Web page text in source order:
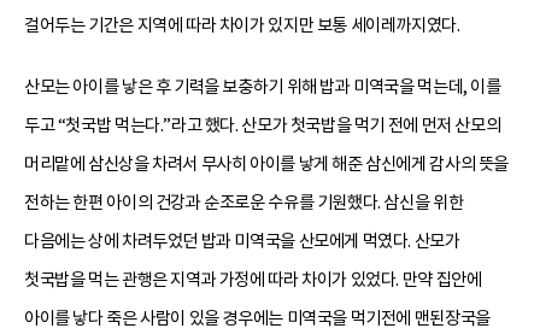
걸어두는 기간은 지역에 따라 차이가 있지만 보통 세이레까지였다.
산모는 아이를 낳은 후 기력을 보충하기 위해 밥과 미역국을 먹는데, 이를
두고 “첫국밥 먹는다.”라고 했다. 산모가 첫국밥을 먹기 전에 먼저 산모의
머리맡에 삼신상을 차려서 무사히 아이를 낳게 해준 삼신에게 감사의 뜻을
전하는 한편 아이의 건강과 순조로운 수유를 기원했다. 삼신을 위한
다음에는 상에 차려두었던 밥과 미역국을 산모에게 먹였다. 산모가
첫국밥을 먹는 관행은 지역과 가정에 따라 차이가 있었다. 만약 집안에
아이를 낳다 죽은 사람이 있을 경우에는 미역국을 먹기전에 맨된장국을